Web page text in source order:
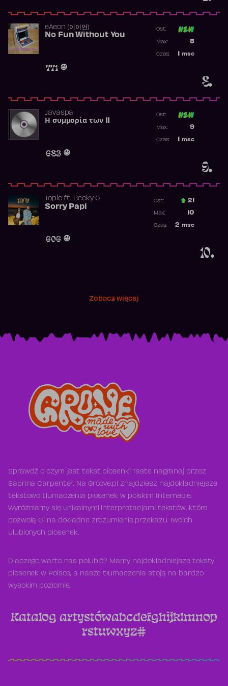
8.
​eAeon (이이언)
No Fun Without You
771
Ost:
8
Max:
msc
Czas:
9.
Javaspa
Η συμμορία των 11
683
Ost:
9
Max:
msc
Czas:
10.
Topicft. Becky G
Sorry Papi
606
Ost.: 21
10
Max:
2 msc
Czas:
Zobacz więcej
Sprawdź o czym jest tekst piosenki Taste nagranej przez
Sabrina Carpenter. Na Groove.pl znajdziesz najdokładniejsze
tekstowo tłumaczenia piosenek w polskim Internecie.
Wyróżniamy się unikalnymi interpretacjami tekstów, które
pozwolą Ci na dokładne zrozumienie przekazu Twoich
ulubionych piosenek.
Dlaczego warto nas polubić? Mamy najdokładniejsze teksty
piosenek w Polsce, a nasze tłumaczenia stoją na bardzo
wysokim poziomie.
Katalog artystówabcdefghijklmnop
rstuwxyz#